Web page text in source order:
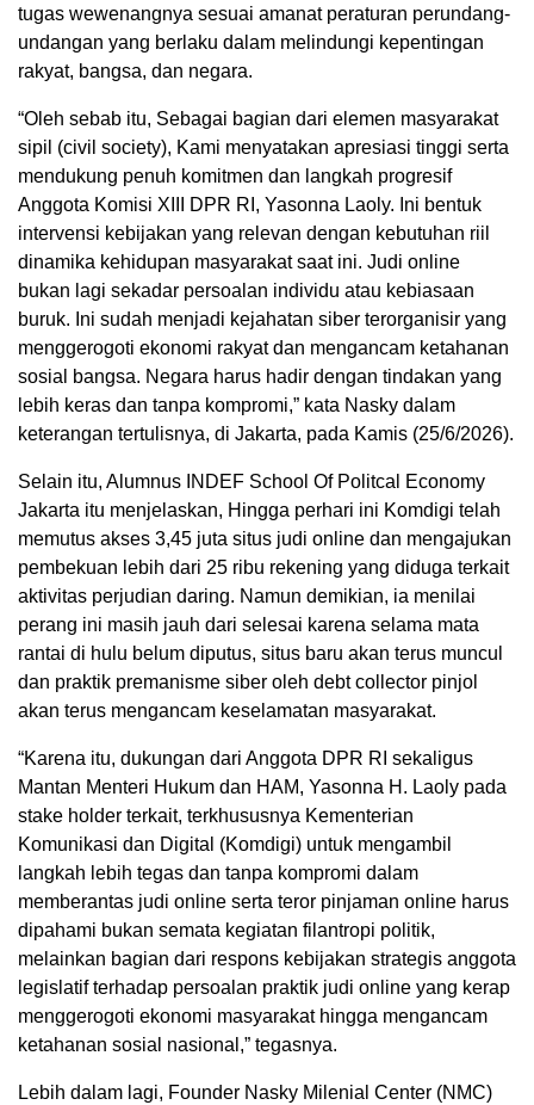
tugas wewenangnya sesuai amanat peraturan perundang-
undangan yang berlaku dalam melindungi kepentingan
rakyat, bangsa, dan negara.
“Oleh sebab itu, Sebagai bagian dari elemen masyarakat
sipil (civil society), Kami menyatakan apresiasi tinggi serta
mendukung penuh komitmen dan langkah progresif
Anggota Komisi XIII DPR RI, Yasonna Laoly. Ini bentuk
intervensi kebijakan yang relevan dengan kebutuhan riil
dinamika kehidupan masyarakat saat ini. Judi online
bukan lagi sekadar persoalan individu atau kebiasaan
buruk. Ini sudah menjadi kejahatan siber terorganisir yang
menggerogoti ekonomi rakyat dan mengancam ketahanan
sosial bangsa. Negara harus hadir dengan tindakan yang
lebih keras dan tanpa kompromi,” kata Nasky dalam
keterangan tertulisnya, di Jakarta, pada Kamis (25/6/2026).
Selain itu, Alumnus INDEF School Of Politcal Economy
Jakarta itu menjelaskan, Hingga perhari ini Komdigi telah
memutus akses 3,45 juta situs judi online dan mengajukan
pembekuan lebih dari 25 ribu rekening yang diduga terkait
aktivitas perjudian daring. Namun demikian, ia menilai
perang ini masih jauh dari selesai karena selama mata
rantai di hulu belum diputus, situs baru akan terus muncul
dan praktik premanisme siber oleh debt collector pinjol
akan terus mengancam keselamatan masyarakat.
“Karena itu, dukungan dari Anggota DPR RI sekaligus
Mantan Menteri Hukum dan HAM, Yasonna H. Laoly pada
stake holder terkait, terkhususnya Kementerian
Komunikasi dan Digital (Komdigi) untuk mengambil
langkah lebih tegas dan tanpa kompromi dalam
memberantas judi online serta teror pinjaman online harus
dipahami bukan semata kegiatan filantropi politik,
melainkan bagian dari respons kebijakan strategis anggota
legislatif terhadap persoalan praktik judi online yang kerap
menggerogoti ekonomi masyarakat hingga mengancam
ketahanan sosial nasional,” tegasnya.
Lebih dalam lagi, Founder Nasky Milenial Center (NMC)